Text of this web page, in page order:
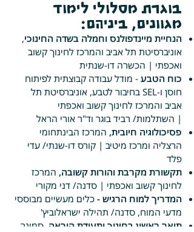
בוגרת מסלולי לימוד
מגוונים, ביניהם:
הנחיית מיינדפולנס וחמלה בשדה החינוכי,
אוניברסיטת תל אביב והמרכז לחינוך קשוב
ואכפתי | הכשרה דו-שנתית
כוח הטבע - מודל עבודה קבוצתית לפיתוח
חוסן ו-SEL בחיבור לטבע, אוניברסיטת תל
אביב והמרכז לחינוך קשוב ואכפתי
| השתלמות/ רביד בוגר וד"ר אורי הראל
פסיכולוגיה חיובית, המרכז הבינתחומי
הרצליה ומרכז מיטיב | קורס דו-שנתי/ עדי
פלד
תקשורת מקרבת והורות קשובה, המרכז
לחינוך קשוב ואכפתי | סדנה/ דני מקורי
המדריך למוח הרגיש - כלים מעשיים מבוססי
מדעי המוח, סדנה/ תהילה ישראלוביץ'
תואר ראשון בחינוך ותעודת הוראה, סמינר